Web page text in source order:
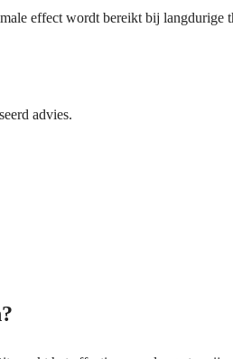
effect wordt bereikt bij langdurige
advies.